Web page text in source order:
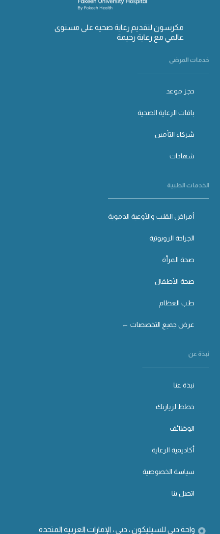
مكرسون لتقديم رعاية صحية على مستوى
عالمي مع رعاية رحيمة
خدمات المرضى
حجز موعد
باقات الرعاية الصحية
شركاء التأمين
شهادات
الخدمات الطبية
أمراض القلب والأوعية الدموية
الجراحة الروبوتية
صحة المرأة
صحة الأطفال
طب العظام
عرض جميع التخصصات ←
نبذة عن
نبذة عنا
خطط لزيارتك
الوظائف
أكاديمية الرعاية
سياسة الخصوصية
اتصل بنا
واحة دبي للسيليكون ، دبي ، الإمارات العربية المتحدة